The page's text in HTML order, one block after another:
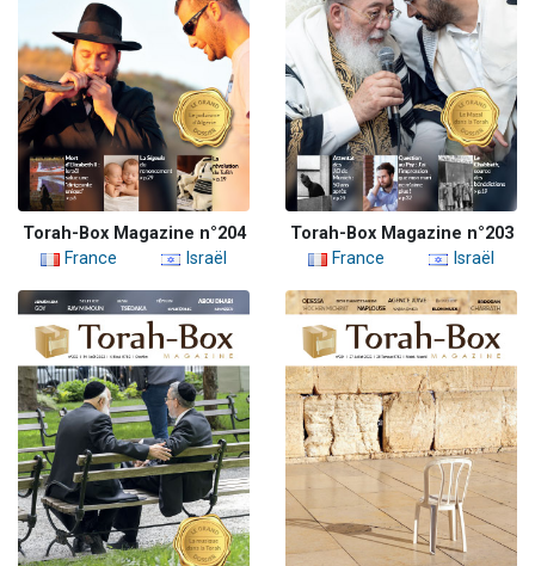
Torah-Box Magazine n°204
France
Israël
Torah-Box Magazine n°203
France
Israël